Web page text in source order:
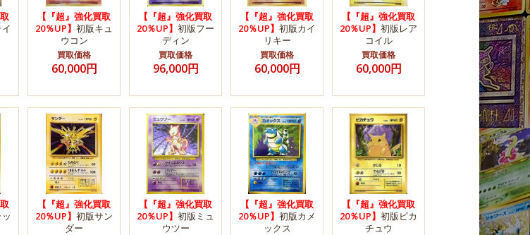
【『超』強化買取
20％UP】 初版キュ
ウコン
買取価格
60,000円
【『超』強化買取
20％UP】 初版フー
ディン
買取価格
96,000円
【『超』強化買取
20％UP】 初版カイ
リキー
買取価格
60,000円
【『超』強化買取
20％UP】 初版レア
コイル
買取価格
60,000円
【『超』強化買取
20％UP】 初版サン
ダー
【『超』強化買取
20％UP】 初版ミュ
ウツー
【『超』強化買取
20％UP】 初版カメ
ックス
【『超』強化買取
20％UP】 初版ピカ
チュウ